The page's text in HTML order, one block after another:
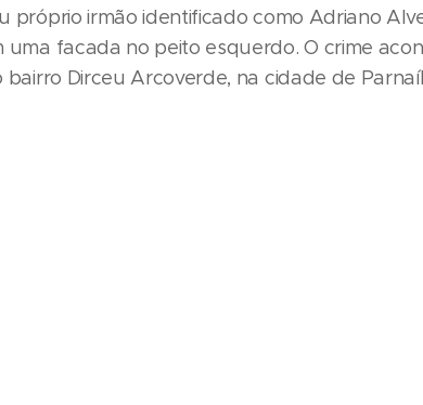
próprio irmão identificado como Adriano
uma facada no peito esquerdo. O crime
bairro Dirceu Arcoverde, na cidade de